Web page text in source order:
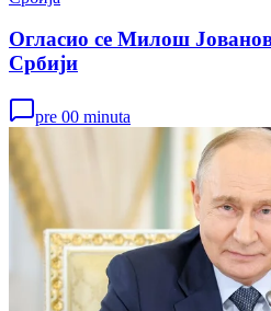
Огласио се Милош
Србији
pre 00 minuta